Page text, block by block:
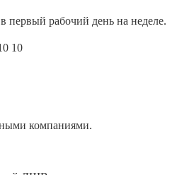
первый рабочий день на неделе.
10
компаниями.